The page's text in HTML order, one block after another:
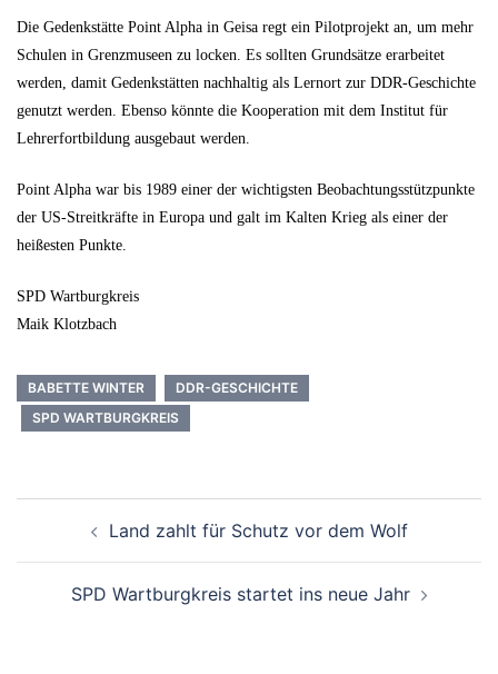
Die Gedenkstätte Point Alpha in Geisa regt ein Pilotprojekt an, um mehr
Schulen in Grenzmuseen zu locken. Es sollten Grundsätze erarbeitet
werden, damit Gedenkstätten nachhaltig als Lernort zur DDR-Geschichte
genutzt werden. Ebenso könnte die Kooperation mit dem Institut für
Lehrerfortbildung ausgebaut werden.
Point Alpha war bis 1989 einer der wichtigsten Beobachtungsstützpunkte
der US-Streitkräfte in Europa und galt im Kalten Krieg als einer der
heißesten Punkte.
SPD Wartburgkreis
Maik Klotzbach
BABETTE WINTER
DDR-GESCHICHTE
SPD WARTBURGKREIS
NavigationLand zahlt für Schutz vor dem Wolf
SPD Wartburgkreis startet ins neue Jahr